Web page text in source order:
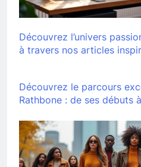
Découvrez l’univers
à travers nos articles
Découvrez le parcours
Rathbone : de ses débuts